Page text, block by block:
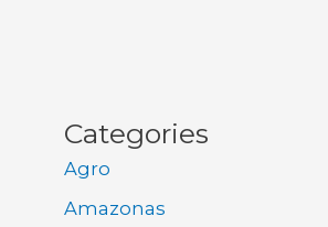
Categories
Agro
Amazonas